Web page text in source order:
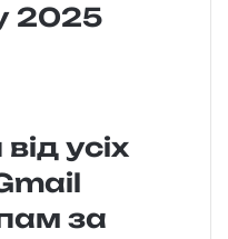
2025
усіх
за